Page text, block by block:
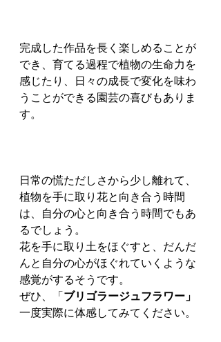
完成した作品を長く楽しめることが
でき、育てる過程で植物の生命力を
感じたり、日々の成長で変化を味わ
うことができる園芸の喜びもありま
す。
日常の慌ただしさから少し離れて、
植物を手に取り花と向き合う時間
は、自分の心と向き合う時間でもあ
るでしょう。
花を手に取り土をほぐすと、だんだ
んと自分の心がほぐれていくような
感覚がするそうです。
ぜひ、「ブリゴラージュフラワー」
一度実際に体感してみてください。